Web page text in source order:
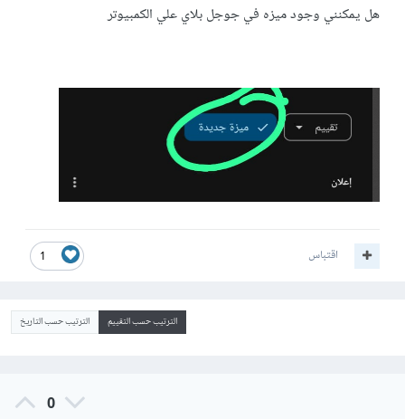
هل يمكنني وجود ميزه في جوجل بلاي علي الكمبيوتر
1 اقتباس
الترتيب حسب التقييم الترتيب حسب التاريخ
0